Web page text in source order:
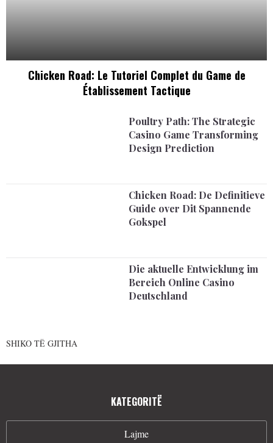
Chicken Road: Le Tutoriel Complet du Game de
Établissement Tactique
Poultry Path: The Strategic
Casino Game Transforming
Design Prediction
Chicken Road: De Definitieve
Guide over Dit Spannende
Gokspel
Die aktuelle Entwicklung im
Bereich Online Casino
Deutschland
SHIKO TË GJITHA
KATEGORITË
Lajme